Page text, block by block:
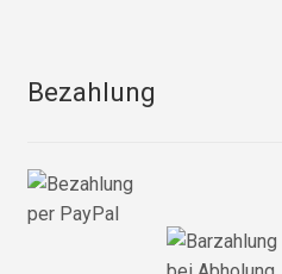
Bezahlung